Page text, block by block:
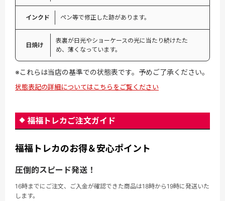
インクド ペン等で修正した跡があります。
日焼け
表裏が日光やショーケースの光に当たり続けたた
め、薄くなっています。
※これらは当店の基準での状態表です。予めご了承ください。
状態表記の詳細についてはこちらをご覧ください
福福トレカご注文ガイド
福福トレカのお得＆安心ポイント
圧倒的スピード発送！
16時までにご注文、ご入金が確認できた商品は18時から19時に発送いた
します。